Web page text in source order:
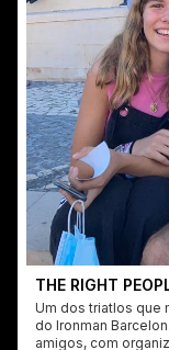
THE RIGHT
Um dos triatlos que
do Ironman
amigos, com